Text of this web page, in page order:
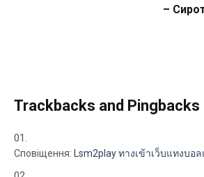
–
Trackbacks and Pingbacks
Сповіщення: Lsm2play ทางเข้าเว็บแทงบอล